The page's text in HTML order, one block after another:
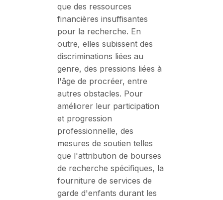
que des ressources
financières insuffisantes
pour la recherche. En
outre, elles subissent des
discriminations liées au
genre, des pressions liées à
l'âge de procréer, entre
autres obstacles. Pour
améliorer leur participation
et progression
professionnelle, des
mesures de soutien telles
que l'attribution de bourses
de recherche spécifiques, la
fourniture de services de
garde d'enfants durant les